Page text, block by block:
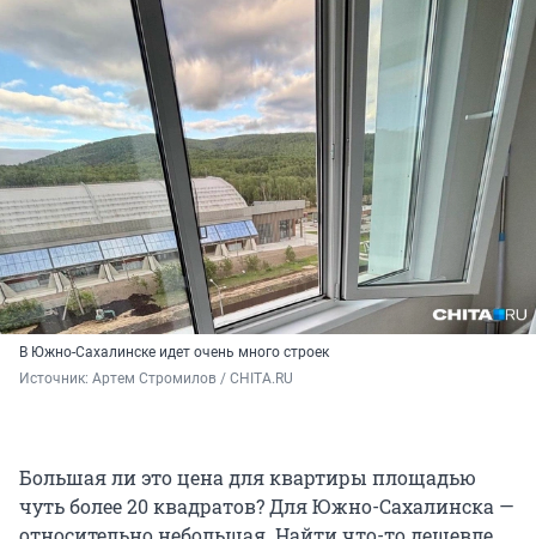
В Южно-Сахалинске идет очень много строек
Источник: Артем Стромилов / CHITA.RU
Большая ли это цена для квартиры площадью
чуть более 20 квадратов? Для Южно-Сахалинска —